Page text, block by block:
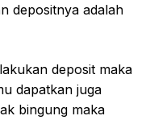
depositnya adalah
deposit maka
dapatkan juga
bingung maka